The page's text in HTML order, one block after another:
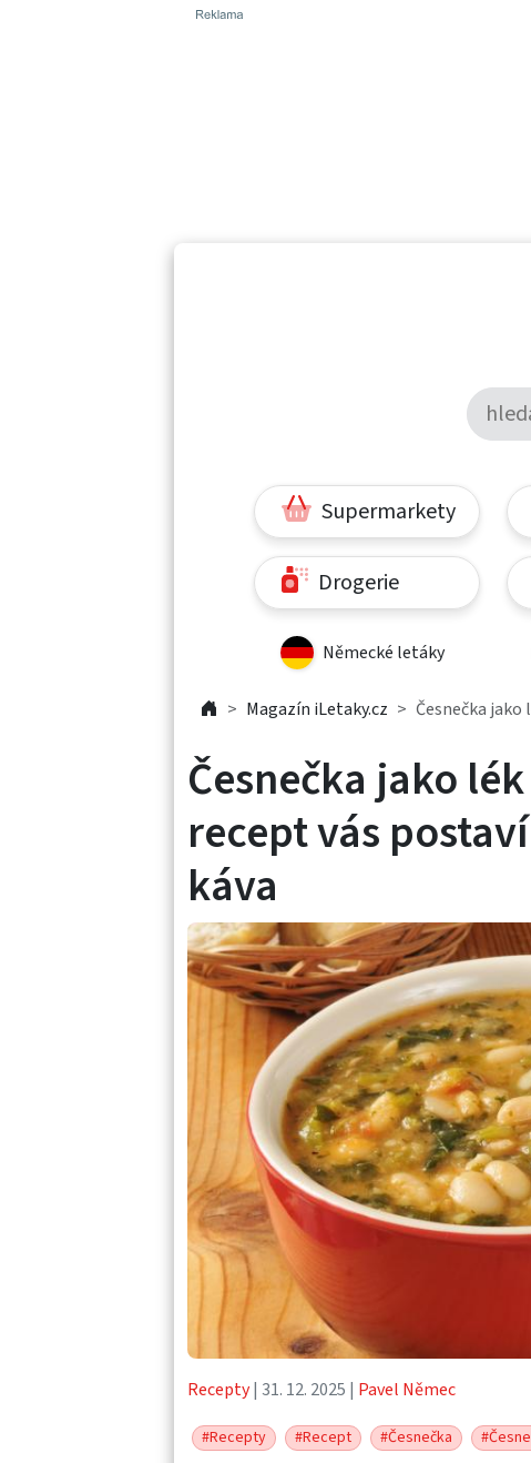
Supermarkety
Drogerie
Německé letáky
Magazín iLetaky.cz Česnečka
Česnečka jako
recept vás
káva
Recepty| 31. 12. 2025 | Pavel Němec
#Recepty #Recept #Česnečka